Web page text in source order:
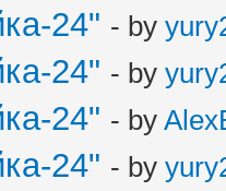
24" - by
24" - by
24" - by
24" - by